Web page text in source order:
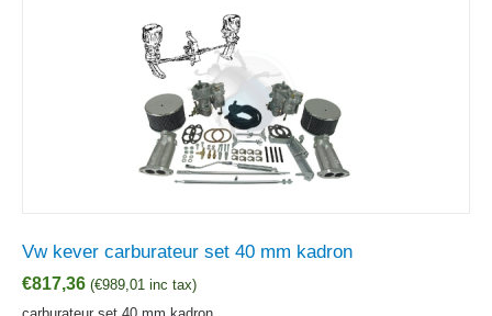
Vw kever carburateur set 40 mm kadron
€817,36 (€989,01 inc tax)